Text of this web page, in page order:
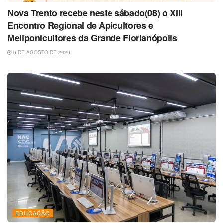
Nova Trento recebe neste sábado(08) o XIII
Encontro Regional de Apicultores e
Meliponicultores da Grande Florianópolis
6 DE AGOSTO DE 2026
EDUCAÇÃO